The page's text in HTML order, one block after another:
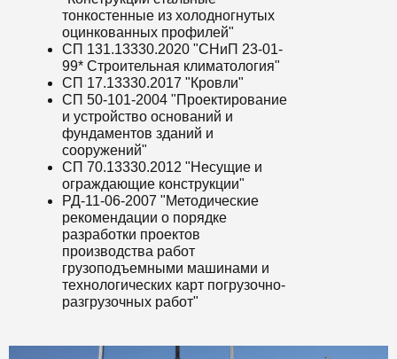
тонкостенные из холодногнутых
оцинкованных профилей"
СП 131.13330.2020 "СНиП 23-01-
99* Строительная климатология"
СП 17.13330.2017 "Кровли"
СП 50-101-2004 "Проектирование
и устройство оснований и
фундаментов зданий и
сооружений"
СП 70.13330.2012 "Несущие и
ограждающие конструкции"
РД-11-06-2007 "Методические
рекомендации о порядке
разработки проектов
производства работ
грузоподъемными машинами и
технологических карт погрузочно-
разгрузочных работ"